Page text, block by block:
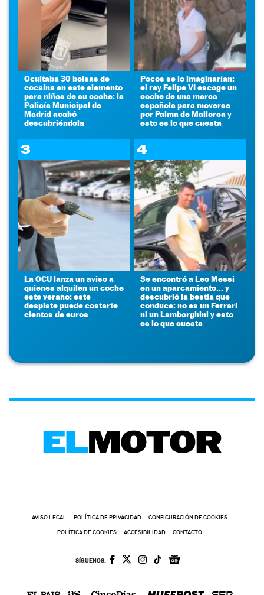
Ocultaba 30 bolsas de
cocaína en este elemento
para niños de su coche: la
Policía Municipal de
Madrid acabó
descubriéndola
Pocos se lo imaginarían:
el rey Felipe VI escoge un
coche de una marca
española para moverse
por Palma de Mallorca y
esto es lo que cuesta
3
La OCU lanza un aviso a
quienes alquilen un coche
este verano: este
despiste puede costarte
cientos de euros
4
Se encontró a Leo Messi
en un aparcamiento... y
descubrió la bestia que
conduce: no es un Ferrari
ni un Lamborghini y esto
es lo que cuesta
AVISO LEGAL POLÍTICA DE PRIVACIDAD CONFIGURACIÓN DE COOKIES
POLÍTICA DE COOKIES ACCESIBILIDAD CONTACTO
SÍGUENOS: